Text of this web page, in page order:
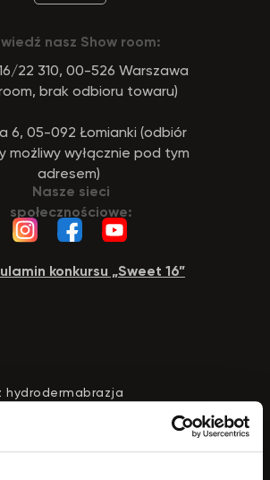
konkursu „Sweet 16”
nasz Show room:
22 310, 00-526 Warszawa
brak odbioru towaru)
6, 05-092 Łomianki (odbiór
możliwy wyłącznie pod tym
adresem)
Nasze sieci
społecznościowe:
hydrodermabrazja
do twarzy